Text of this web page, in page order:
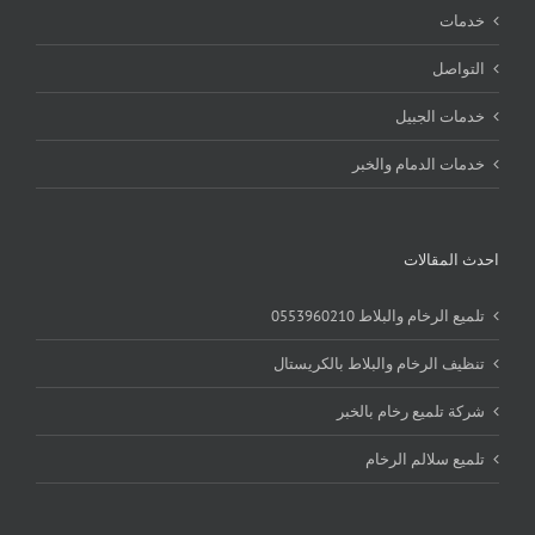
خدمات
التواصل
خدمات الجبيل
خدمات الدمام والخبر
احدث المقالات
تلميع الرخام والبلاط 0553960210
تنظيف الرخام والبلاط بالكريستال
شركة تلميع رخام بالخبر
تلميع سلالم الرخام